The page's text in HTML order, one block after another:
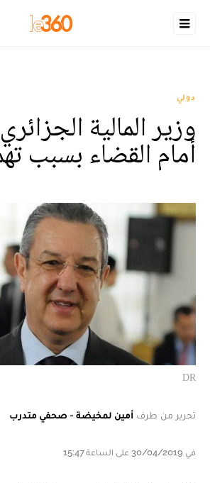
دولي
وزير المالية
أمام القضاء بسبب
DR
تحرير من طرف أمين لمخيضة - صحفي متدرب
في 30/04/2019 على الساعة 15:47